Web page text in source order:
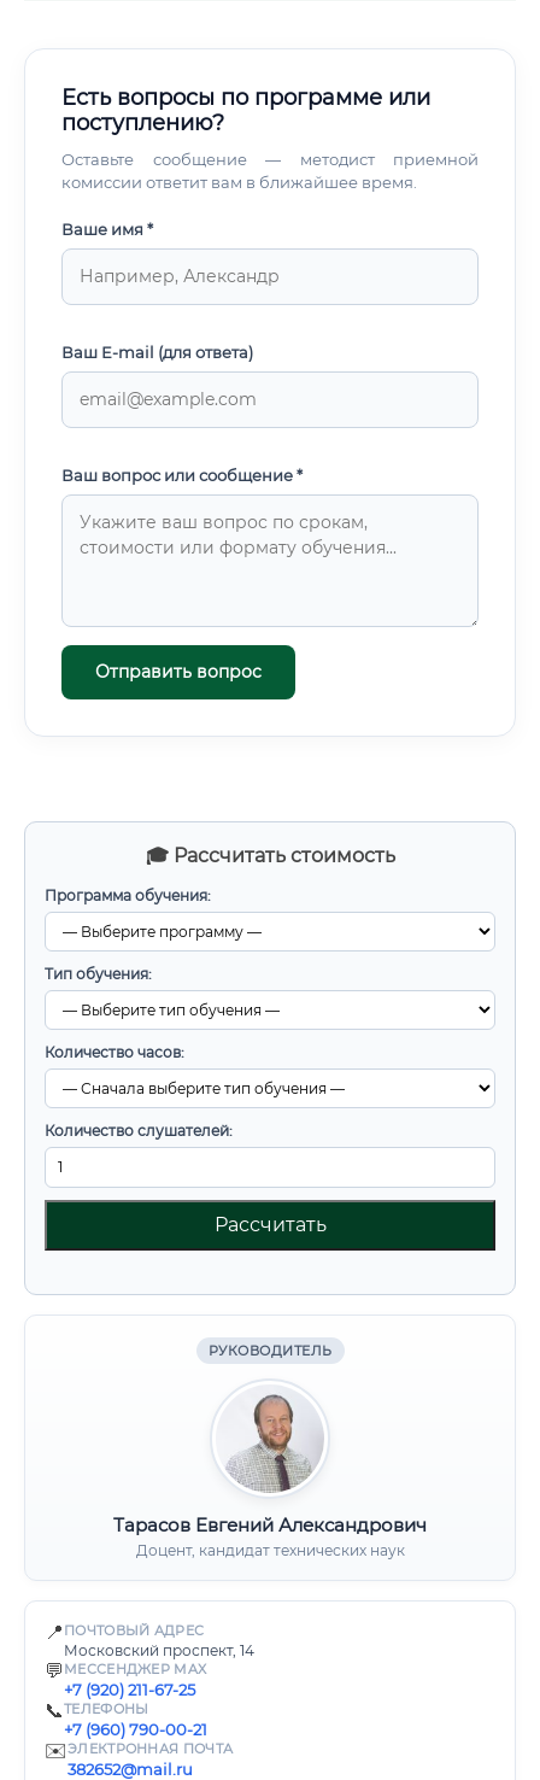
🎓 Рассчитать стоимость
Программа обучения:
Тип обучения:
Количество часов:
Количество слушателей:
Рассчитать
РУКОВОДИТЕЛЬ
Тарасов Евгений Александрович
Доцент, кандидат технических наук
📍 ПОЧТОВЫЙ АДРЕС
Московский проспект, 14
💬 МЕССЕНДЖЕР MAX
+7 (920) 211-67-25
📞ТЕЛЕФОНЫ
+7 (960) 790-00-21
✉️ЭЛЕКТРОННАЯ ПОЧТА
382652@mail.ru
Есть вопросы по программе или
поступлению?
Оставьте сообщение — методист приемной
комиссии ответит вам в ближайшее время.
Ваше имя *
Ваш E-mail (для ответа)
Ваш вопрос или сообщение *
Отправить вопрос